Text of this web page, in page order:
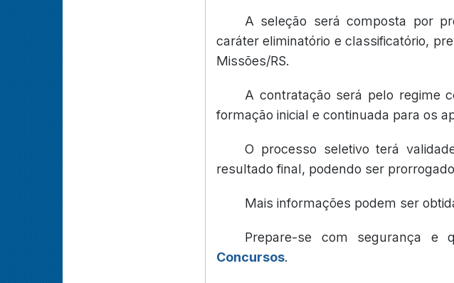
A seleção será composta por
caráter eliminatório e classificatório,
Missões/RS.
A contratação será pelo regime
formação inicial e continuada para os
O processo seletivo terá
resultado final, podendo ser
Mais informações podem ser
Prepare-se com segurança e
Concursos.